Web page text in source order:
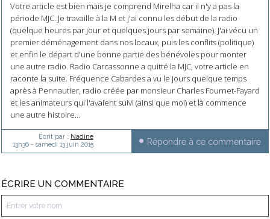
Votre article est bien mais je comprend Mirelha car il n'y a pas la
période MJC. Je travaille à la M et j'ai connu les début de la radio
(quelque heures par jour et quelques jours par semaine). J'ai vécu un
premier déménagement dans nos locaux, puis les conflits (politique)
et enfin le départ d'une bonne partie des bénévoles pour monter
une autre radio. Radio Carcassonne a quitté la MJC, votre article en
raconte la suite. Fréquence Cabardes a vu le jours quelque temps
après à Pennautier, radio créée par monsieur Charles Fournet-Fayard
et les animateurs qui l'avaient suivi (ainsi que moi) et là commence
une autre histoire...
Écrit par : Nadine
13h36- samedi 13 juin 2015 Répondre à ce commentaire
ÉCRIRE UN COMMENTAIRE